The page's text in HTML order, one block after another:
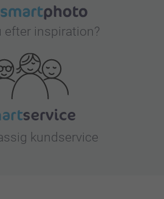
efter inspiration?
kundservice